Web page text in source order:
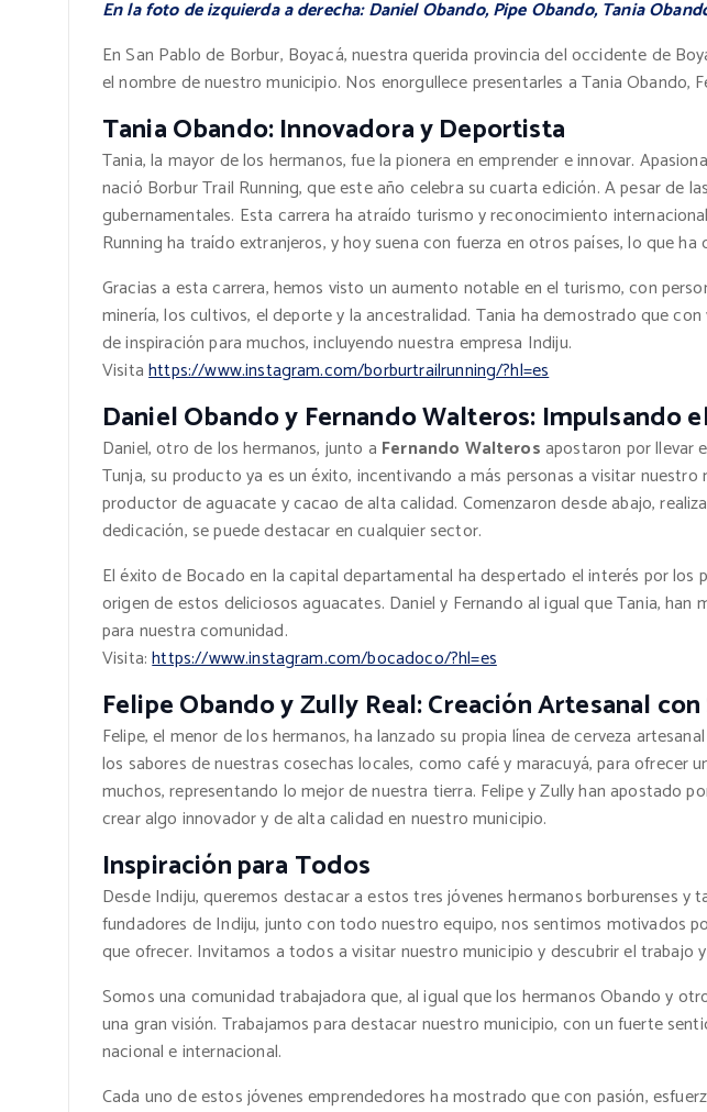
En la foto de izquierda a derecha: Daniel Obando, Pipe Obando, Tania
En San Pablo de Borbur, Boyacá, nuestra querida provincia del occidente de
el nombre de nuestro municipio. Nos enorgullece presentarles a Tania Obando,
Tania Obando: Innovadora y Deportista
Tania, la mayor de los hermanos, fue la pionera en emprender e innovar.
nació Borbur Trail Running, que este año celebra su cuarta edición. A pesar de
gubernamentales. Esta carrera ha atraído turismo y reconocimiento
Running ha traído extranjeros, y hoy suena con fuerza en otros países, lo que
Gracias a esta carrera, hemos visto un aumento notable en el turismo, con
minería, los cultivos, el deporte y la ancestralidad. Tania ha demostrado que
de inspiración para muchos, incluyendo nuestra empresa Indiju.
Visitahttps://www.instagram.com/borburtrailrunning/?hl=es
Daniel Obando y Fernando Walteros: Impulsando
Daniel, otro de los hermanos, junto a Fernando Walterosapostaron por llevar
Tunja, su producto ya es un éxito, incentivando a más personas a visitar
productor de aguacate y cacao de alta calidad. Comenzaron desde abajo,
dedicación, se puede destacar en cualquier sector.
El éxito de Bocado en la capital departamental ha despertado el interés por
origen de estos deliciosos aguacates. Daniel y Fernando al igual que Tania,
para nuestra comunidad.
Visita:https://www.instagram.com/bocadoco/?hl=es
Felipe Obando y Zully Real: Creación Artesanal
Felipe, el menor de los hermanos, ha lanzado su propia línea de cerveza
los sabores de nuestras cosechas locales, como café y maracuyá, para ofrecer
muchos, representando lo mejor de nuestra tierra. Felipe y Zully han apostado
crear algo innovador y de alta calidad en nuestro municipio.
Inspiración para Todos
Desde Indiju, queremos destacar a estos tres jóvenes hermanos borburenses y
fundadores de Indiju, junto con todo nuestro equipo, nos sentimos motivados
que ofrecer. Invitamos a todos a visitar nuestro municipio y descubrir el trabajo
Somos una comunidad trabajadora que, al igual que los hermanos Obando y
una gran visión. Trabajamos para destacar nuestro municipio, con un fuerte
nacional e internacional.
Cada uno de estos jóvenes emprendedores ha mostrado que con pasión,